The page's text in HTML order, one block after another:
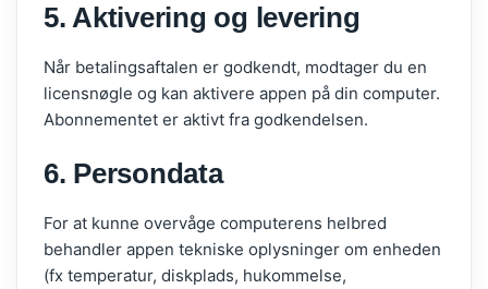
5. Aktivering og levering
Når betalingsaftalen er godkendt, modtager du en
licensnøgle og kan aktivere appen på din computer.
Abonnementet er aktivt fra godkendelsen.
6. Persondata
For at kunne overvåge computerens helbred
behandler appen tekniske oplysninger om enheden
(fx temperatur, diskplads, hukommelse,